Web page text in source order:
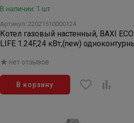
В наличии: 1 шт
Артикул: 22021510000124
Котел газовый настенный, BAXI ECO
LIFE 1.24F,24 кВт,(new)
нет отзывов
В корзину